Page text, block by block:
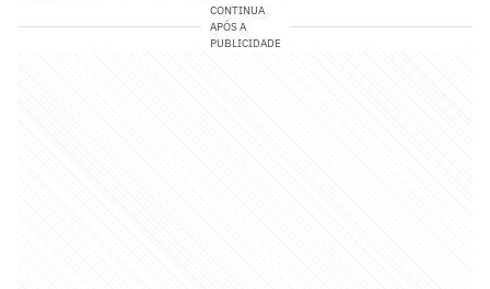
CONTINUA
APÓS A
PUBLICIDADE